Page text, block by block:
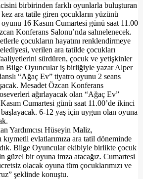
birbirinden farklı oyunlarla buluşturan
ara tatile giren çocukların yüzünü
16 Kasım Cumartesi günü saat 11.00
Konferans Salonu’nda sahnelenecek.
çocukların hayatını renklendirmeye
verilen ara tatilde çocukları
sürdüren, çocuk ve yetişkinler
Bilge Oyuncular iş birliğiyle yazar Alper
“Ağaç Ev” tiyatro oyunu 2 seans
Mesadet Özcan Konferans
ağırlayacak olan “Ağaç Ev”
Cumartesi günü saat 11.00’de ikinci
başlayacak. 6-12 yaş için uygun olan oyuna
Yardımcısı Hüseyin Maliz,
evlatlarımıza ara tatil döneminde
Bilge Oyuncular ekibiyle birlikte çocuk
güzel bir oyuna imza atacağız. Cumartesi
olacak oyuna tüm çocuklarımızı ve
şeklinde konuştu.